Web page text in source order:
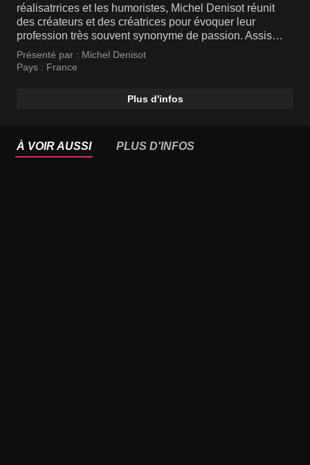
réalisatrrices et les humoristes, Michel Denisot réunit
des créateurs et des créatrices pour évoquer leur
profession très souvent synonyme de passion. Assis
autour d'une même table, tous racontent leur métier, la
façon dont ils l'exercent, le chemin qu'ils ont parcouru
cette rencontre proche d'une master class à plusieurs
Présenté par : Michel Denisot
Pays : France
Plus d'infos
À VOIR AUSSI PLUS D'INFOS